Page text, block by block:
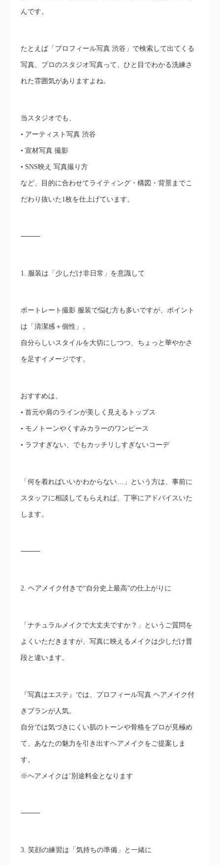
んです。
たとえば「プロフィール写真 渋谷」で検索して出てくる
写真、プロのスタジオ写真って、ひと目でわかる洗練さ
れた雰囲気がありますよね。
当スタジオでも、
• アーティスト写真 渋谷
• 宣材写真 撮影
• SNS映え 写真撮り方
など、目的に合わせてライティング・構図・背景までこ
だわり抜いた1枚を仕上げています。
⸻
1. 服装は「少しだけ非日常」を意識して
ポートレート撮影 服装で悩む方も多いですが、ポイント
は「清潔感＋個性」。
自分らしいスタイルを大切にしつつ、ちょっと華やかさ
を足すイメージです。
おすすめは、
• 首元や肩のラインが美しく見えるトップス
• モノトーンやくすみカラーのワンピース
• ラフすぎない、でもカッチリしすぎないコーデ
「何を着ればいいかわからない…」という方は、事前に
スタッフに相談してもらえれば、丁寧にアドバイスいた
します。
⸻
2. ヘアメイク付きで“自分史上最高”の仕上がりに
「ナチュラルメイクで大丈夫ですか？」というご質問を
よくいただきますが、写真に映えるメイクは少しだけ普
段と違います。
『写真はエステ』では、プロフィール写真 ヘアメイク付
きプランが人気。
自分では気づきにくい肌のトーンや骨格をプロが見極め
て、あなたの魅力を引き出すヘアメイクをご提案しま
す。
※ヘアメイクは’別途料金となります
⸻
3. 笑顔の練習は「気持ちの準備」と一緒に